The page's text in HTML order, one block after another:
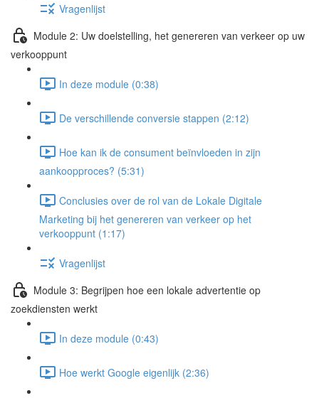
Vragenlijst
Module 2: Uw doelstelling, het genereren van verkeer op uw
verkooppunt
In deze module (0:38)
De verschillende conversie stappen (2:12)
Hoe kan ik de consument beïnvloeden in zijn
aankoopproces? (5:31)
Conclusies over de rol van de Lokale Digitale
Marketing bij het genereren van verkeer op het
verkooppunt (1:17)
Vragenlijst
Module 3: Begrijpen hoe een lokale advertentie op
zoekdiensten werkt
In deze module (0:43)
Hoe werkt Google eigenlijk (2:36)